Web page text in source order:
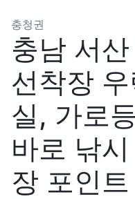
충청권
충남 서
선착장
실, 가로
바로 낚
장 포인